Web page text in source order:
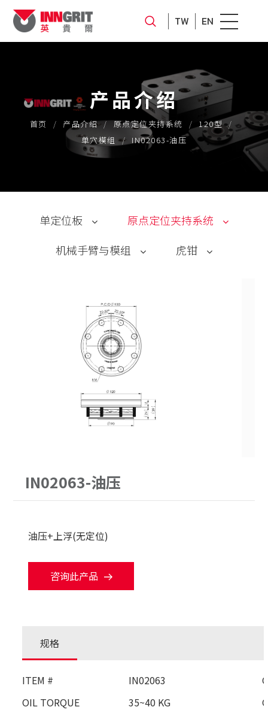
TW EN
产品介绍
首页 产品介绍 原点定位夹持系统
120型
单穴模组
IN02063-油压
单定位板
PITCH96
单定位Ｌ底板
三面锥塔
原点定位夹持系统
原点定位客制化
机械手臂与模组
30公斤以下
30-60公斤
60-150公斤
机械手臂客制化
虎钳
IN02063-油压
油压+上浮(无定位)
咨询此产品
规格
ITEM # IN02063
OIL TORQUE
35~40 KG